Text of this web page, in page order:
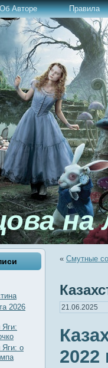
Об Авторе Правила
на
2026
Яги:
Яги: о
« Смутные
21.06.2025
2022